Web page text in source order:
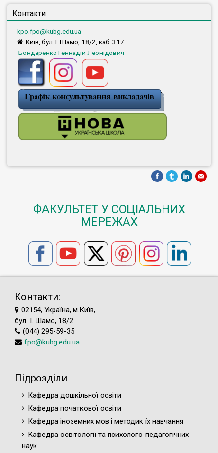
Контакти
kpo.fpo@kubg.edu.ua
Київ, бул. І. Шамо, 18/2, каб. 317
Бондаренко Геннадій Леонідович
ФАКУЛЬТЕТ У СОЦІАЛЬНИХ
МЕРЕЖАХ
Контакти:
02154, Україна, м.Київ,
бул. І. Шамо, 18/2
(044) 295-59-35
fpo@kubg.edu.ua
Підрозділи
Кафедра дошкільної освіти
Кафедра початкової освіти
Кафедра іноземних мов і методик їх навчання
Кафедра освітології та психолого-педагогічних
наук